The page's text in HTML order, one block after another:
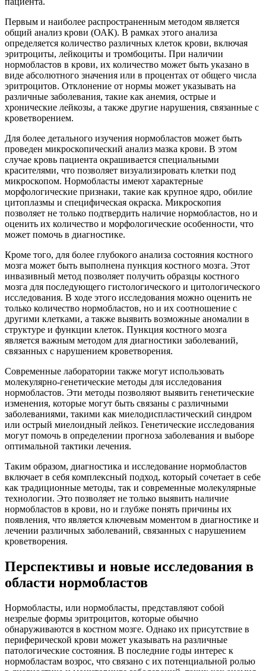
Первым и наиболее распространенным методом является
общий анализ крови (ОАК). В рамках этого анализа
определяется количество различных клеток крови, включая
эритроциты, лейкоциты и тромбоциты. При наличии
нормобластов в крови, их количество может быть указано в
виде абсолютного значения или в процентах от общего числа
эритроцитов. Отклонение от нормы может указывать на
различные заболевания, такие как анемия, острые и
хронические лейкозы, а также другие нарушения, связанные с
кроветворением.
Для более детального изучения нормобластов может быть
проведен микроскопический анализ мазка крови. В этом
случае кровь пациента окрашивается специальными
красителями, что позволяет визуализировать клетки под
микроскопом. Нормобласты имеют характерные
морфологические признаки, такие как крупное ядро, обилие
цитоплазмы и специфическая окраска. Микроскопия
позволяет не только подтвердить наличие нормобластов, но и
оценить их количество и морфологические особенности, что
может помочь в диагностике.
Кроме того, для более глубокого анализа состояния костного
мозга может быть выполнена пункция костного мозга. Этот
инвазивный метод позволяет получить образцы костного
мозга для последующего гистологического и цитологического
исследования. В ходе этого исследования можно оценить не
только количество нормобластов, но и их соотношение с
другими клетками, а также выявить возможные аномалии в
структуре и функции клеток. Пункция костного мозга
является важным методом для диагностики заболеваний,
связанных с нарушением кроветворения.
Современные лаборатории также могут использовать
молекулярно-генетические методы для исследования
нормобластов. Эти методы позволяют выявить генетические
изменения, которые могут быть связаны с различными
заболеваниями, такими как миелодиспластический синдром
или острый миелоидный лейкоз. Генетические исследования
могут помочь в определении прогноза заболевания и выборе
оптимальной тактики лечения.
Таким образом, диагностика и исследование нормобластов
включает в себя комплексный подход, который сочетает в себе
как традиционные методы, так и современные молекулярные
технологии. Это позволяет не только выявить наличие
нормобластов в крови, но и глубже понять причины их
появления, что является ключевым моментом в диагностике и
лечении различных заболеваний, связанных с нарушением
кроветворения.
Перспективы и новые исследования в
области нормобластов
Нормобласты, или нормобласты, представляют собой
незрелые формы эритроцитов, которые обычно
обнаруживаются в костном мозге. Однако их присутствие в
периферической крови может указывать на различные
патологические состояния. В последние годы интерес к
нормобластам возрос, что связано с их потенциальной ролью